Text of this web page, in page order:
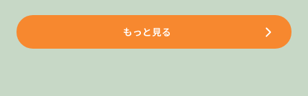
もっと見る